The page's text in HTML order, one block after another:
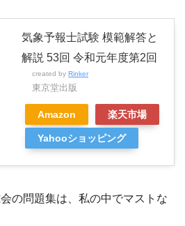
気象予報士試験 模範解答と
解説 53回 令和元年度第2回
created by Rinker
東京堂出版
Amazon 楽天市場
Yahooショッピング
の問題集は、私の中でマストな